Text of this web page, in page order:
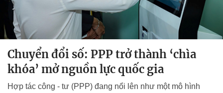
Chuyển đổi số: PPP trở thành ‘chìa
khóa’ mở nguồn lực quốc gia
Hợp tác công - tư (PPP) đang nổi lên như một mô hình